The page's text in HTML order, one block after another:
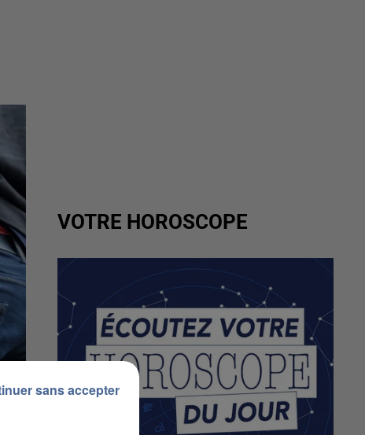
VOTRE HOROSCOPE
sans accepter